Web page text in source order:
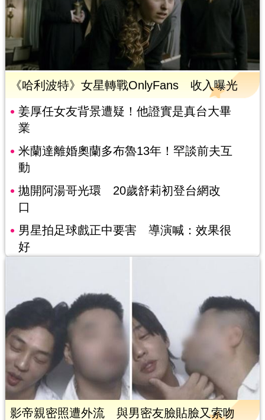
《哈利波特》女星轉戰OnlyFans 收入曝光
姜厚任女友背景遭疑！他證實是真台大畢
業
米蘭達離婚奧蘭多布魯13年！罕談前夫互
動
拋開阿湯哥光環 20歲舒莉初登台網改
口
男星拍足球戲正中要害 導演喊：效果很
好
影帝親密照遭外流 與男密友臉貼臉又索吻